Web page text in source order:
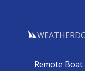
Remote